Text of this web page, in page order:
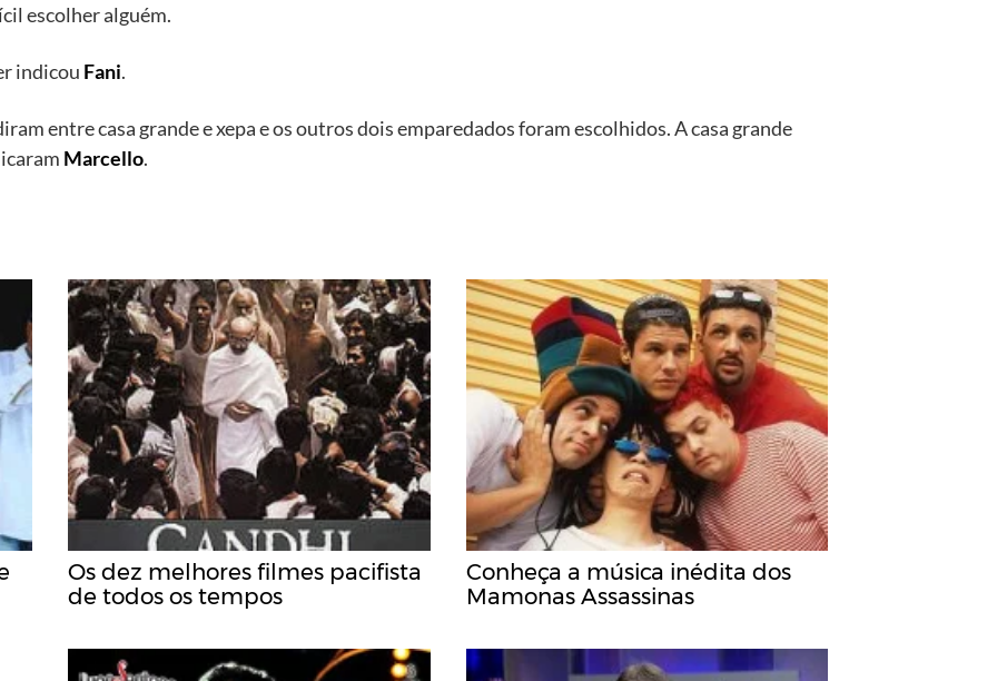
escolher alguém.
indicou Fani.
entre casa grande e xepa e os outros dois emparedados foram escolhidos. A casa grande
Marcello.
Os dez melhores filmes pacifista
de todos os tempos
Conheça a música inédita dos
Mamonas Assassinas